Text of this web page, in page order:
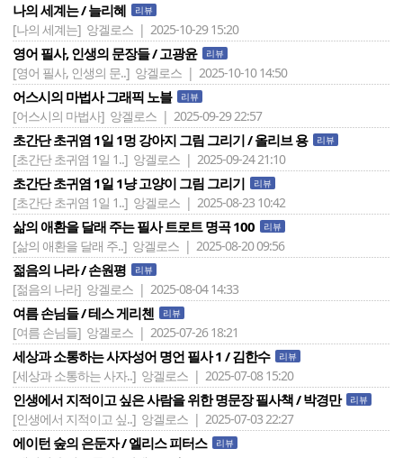
나의 세계는 / 늘리혜 리뷰
[나의 세계는] 앙겔로스 | 2025-10-29 15:20
영어 필사, 인생의 문장들 / 고광윤 리뷰
[영어 필사, 인생의 문..] 앙겔로스 | 2025-10-10 14:50
어스시의 마법사 그래픽 노블 리뷰
[어스시의 마법사] 앙겔로스 | 2025-09-29 22:57
초간단 초귀염 1일 1멍 강아지 그림 그리기 / 올리브 용 리뷰
[초간단 초귀염 1일 1..] 앙겔로스 | 2025-09-24 21:10
초간단 초귀염 1일 1냥 고양이 그림 그리기 리뷰
[초간단 초귀염 1일 1..] 앙겔로스 | 2025-08-23 10:42
삶의 애환을 달래 주는 필사 트로트 명곡 100 리뷰
[삶의 애환을 달래 주..] 앙겔로스 | 2025-08-20 09:56
젊음의 나라 / 손원평 리뷰
[젊음의 나라] 앙겔로스 | 2025-08-04 14:33
여름 손님들 / 테스 게리첸 리뷰
[여름 손님들] 앙겔로스 | 2025-07-26 18:21
세상과 소통하는 사자성어 명언 필사 1 / 김한수 리뷰
[세상과 소통하는 사자..] 앙겔로스 | 2025-07-08 15:20
인생에서 지적이고 싶은 사람을 위한 명문장 필사책 / 박경만 리뷰
[인생에서 지적이고 싶..] 앙겔로스 | 2025-07-03 22:27
에이턴 숲의 은둔자 / 엘리스 피터스 리뷰